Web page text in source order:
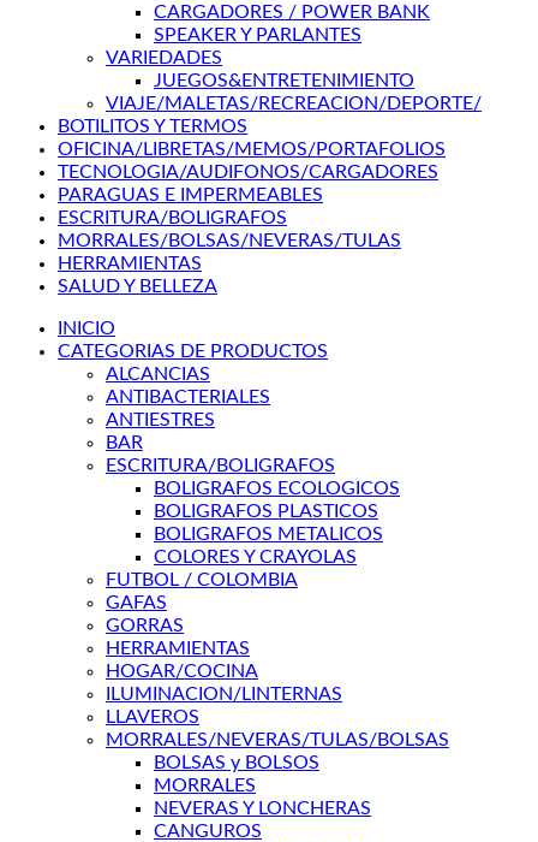
CARGADORES / POWER BANK
SPEAKER Y PARLANTES
VARIEDADES
JUEGOS&ENTRETENIMIENTO
VIAJE/MALETAS/RECREACION/DEPORTE/
BOTILITOS Y TERMOS
OFICINA/LIBRETAS/MEMOS/PORTAFOLIOS
TECNOLOGIA/AUDIFONOS/CARGADORES
PARAGUAS E IMPERMEABLES
ESCRITURA/BOLIGRAFOS
MORRALES/BOLSAS/NEVERAS/TULAS
HERRAMIENTAS
SALUD Y BELLEZA
INICIO
CATEGORIAS DE PRODUCTOS
ALCANCIAS
ANTIBACTERIALES
ANTIESTRES
BAR
ESCRITURA/BOLIGRAFOS
BOLIGRAFOS ECOLOGICOS
BOLIGRAFOS PLASTICOS
BOLIGRAFOS METALICOS
COLORES Y CRAYOLAS
FUTBOL / COLOMBIA
GAFAS
GORRAS
HERRAMIENTAS
HOGAR/COCINA
ILUMINACION/LINTERNAS
LLAVEROS
MORRALES/NEVERAS/TULAS/BOLSAS
BOLSAS y BOLSOS
MORRALES
NEVERAS Y LONCHERAS
CANGUROS